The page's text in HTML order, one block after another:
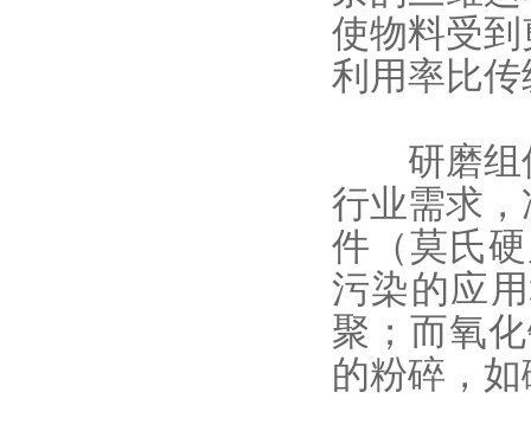
使物料受
利用率比
研磨组件
行业需求
件（莫氏
污染的应
聚；而氧
的粉碎，